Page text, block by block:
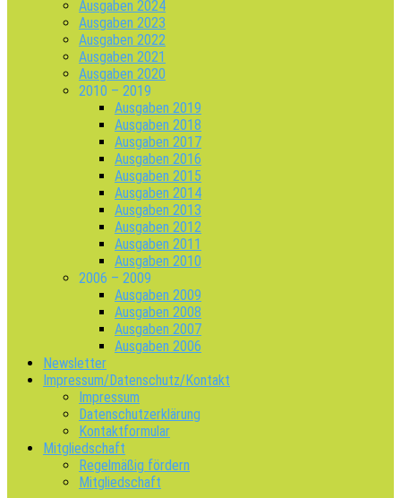
Ausgaben 2024
Ausgaben 2023
Ausgaben 2022
Ausgaben 2021
Ausgaben 2020
2010 – 2019
Ausgaben 2019
Ausgaben 2018
Ausgaben 2017
Ausgaben 2016
Ausgaben 2015
Ausgaben 2014
Ausgaben 2013
Ausgaben 2012
Ausgaben 2011
Ausgaben 2010
2006 – 2009
Ausgaben 2009
Ausgaben 2008
Ausgaben 2007
Ausgaben 2006
Newsletter
Impressum/Datenschutz/Kontakt
Impressum
Datenschutzerklärung
Kontaktformular
Mitgliedschaft
Regelmäßig fördern
Mitgliedschaft